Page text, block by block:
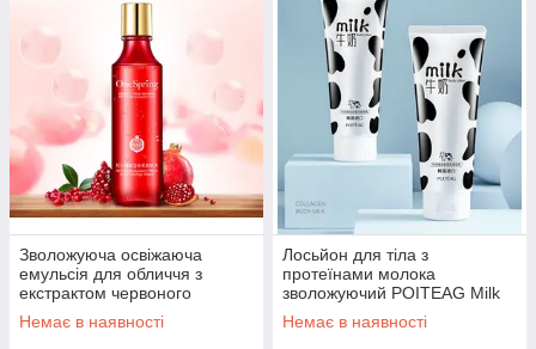
Зволожуюча освіжаюча
емульсія для обличчя з
екстрактом червоного
граната One Spring, 150 мл
Немає в наявності
Лосьйон для тіла з
протеїнами молока
зволожуючий POITEAG Milk
Body Lotion, 200 г
Немає в наявності